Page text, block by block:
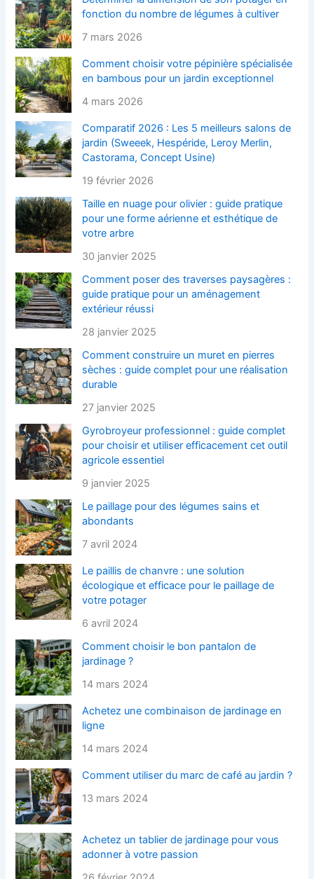
fonction du nombre de légumes à cultiver
7 mars 2026
Comment choisir votre pépinière spécialisée
en bambous pour un jardin exceptionnel
4 mars 2026
Comparatif 2026 : Les 5 meilleurs salons de
jardin (Sweeek, Hespéride, Leroy Merlin,
Castorama, Concept Usine)
19 février 2026
Taille en nuage pour olivier : guide pratique
pour une forme aérienne et esthétique de
votre arbre
30 janvier 2025
Comment poser des traverses paysagères :
guide pratique pour un aménagement
extérieur réussi
28 janvier 2025
Comment construire un muret en pierres
sèches : guide complet pour une réalisation
durable
27 janvier 2025
Gyrobroyeur professionnel : guide complet
pour choisir et utiliser efficacement cet outil
agricole essentiel
9 janvier 2025
Le paillage pour des légumes sains et
abondants
7 avril 2024
Le paillis de chanvre : une solution
écologique et efficace pour le paillage de
votre potager
6 avril 2024
Comment choisir le bon pantalon de
jardinage ?
14 mars 2024
Achetez une combinaison de jardinage en
ligne
14 mars 2024
Comment utiliser du marc de café au jardin ?
13 mars 2024
Achetez un tablier de jardinage pour vous
adonner à votre passion